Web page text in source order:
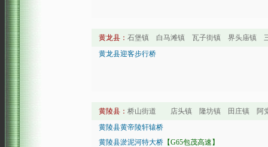
黄龙县： 石堡镇 白马滩镇 瓦子街镇 界头庙镇
黄龙县迎客步行桥
黄陵县： 桥山街道 店头镇 隆坊镇 田庄镇 阿
黄陵县黄帝陵轩辕桥
黄陵县淤泥河特大桥 【G65包茂高速】